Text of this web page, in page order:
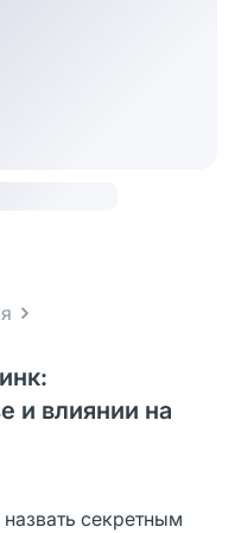
и влиянии на
секретным